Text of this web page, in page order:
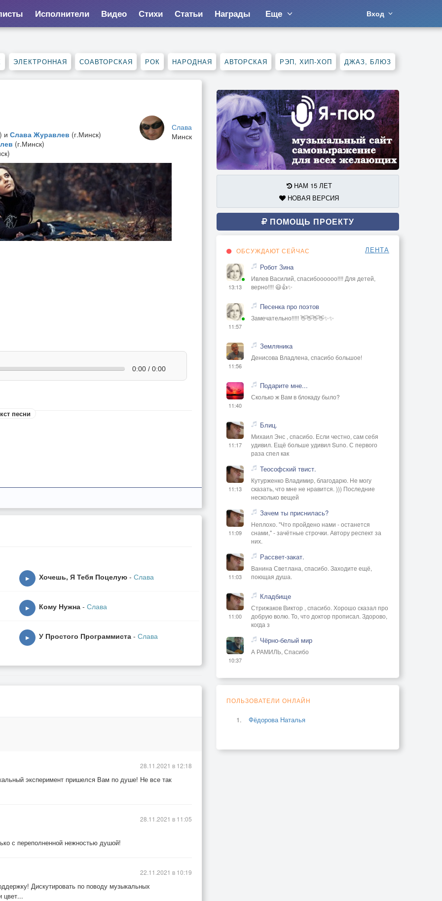
Исполнители Видео Стихи Статьи Награды Еще Вход
ЭЛЕКТРОННАЯ СОАВТОРСКАЯ РОК НАРОДНАЯ АВТОРСКАЯ РЭП, ХИП-ХОП ДЖАЗ, БЛЮЗ
Слава
Минск
и Слава Журавлев (г.Минск)
(г.Минск)
0:00 / 0:00
песни
▶ Хочешь, Я Тебя Поцелую - Слава
▶ Кому Нужна - Слава
▶ У Простого Программиста - Слава
эксперимент пришелся Вам по душе! Не все так
28.11.2021 в 12:18
с переполненной нежностью душой!
28.11.2021 в 11:05
Дискутировать по поводу музыкальных
цвет...
22.11.2021 в 10:19
НАМ 15 ЛЕТ
НОВАЯ ВЕРСИЯ
ПОМОЩЬ ПРОЕКТУ
ОБСУЖДАЮТ СЕЙЧАС ЛЕНТА
13:13
Робот Зина
Ивлев Василий, спасибоооооо!!!! Для детей,
верно!!!! 😃👍✨
11:57
Песенка про поэтов
Замечательно!!!!! 👋👋👋👋✨✨
11:56
Земляника
Денисова Владлена, спасибо большое!
11:40
Подарите мне...
Сколько ж Вам в блокаду было?
11:17
Блиц.
Михаил Энс , спасибо. Если честно, сам себя
удивил. Ещё больше удивил Suno. С первого
раза спел как
11:13
Теософский твист.
Кутурженко Владимир, благодарю. Не могу
сказать, что мне не нравится. ))) Последние
несколько вещей
11:09
Зачем ты приснилась?
Неплохо. "Что пройдено нами - останется
снами," - зачётные строчки. Автору респект за
них.
11:03
Рассвет-закат.
Ванина Светлана, спасибо. Заходите ещё,
поющая душа.
11:00
Кладбище
Стрижаков Виктор , спасибо. Хорошо сказал про
добрую волю. То, что доктор прописал. Здорово,
когда з
10:37
Чёрно-белый мир
А РАМИЛЬ, Спасибо
ПОЛЬЗОВАТЕЛИ ОНЛАЙН
Фёдорова Наталья